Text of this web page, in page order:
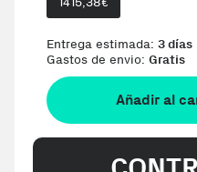
€
Entrega estimada: 3 días
Gastos de envio: Gratis
Añadir al